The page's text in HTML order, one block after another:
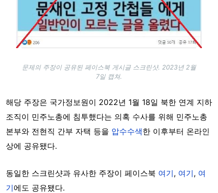
문제의 주장이 공유된 페이스북 게시글 스크린샷. 2023년 2월
7일 캡쳐.
해당 주장은 국가정보원이 2022년 1월 18일 북한 연계 지하
조직이 민주노총에 침투했다는 의혹 수사를 위해 민주노총
본부와 전현직 간부 자택 등을 압수수색한 이후부터 온라인
상에 공유됐다.
동일한 스크린샷과 유사한 주장이 페이스북 여기, 여기, 여
기에도 공유됐다.